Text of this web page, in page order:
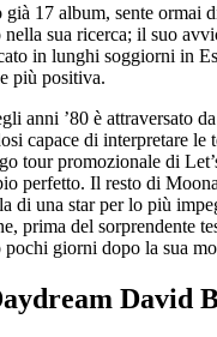
già 17 album, sente ormai
sua ricerca; il suo
in lunghi soggiorni in
più positiva.
anni ’80 è attraversato
capace di interpretare le
tour promozionale di
perfetto. Il resto di
di una star per lo più
prima del sorprendente
giorni dopo la sua
David